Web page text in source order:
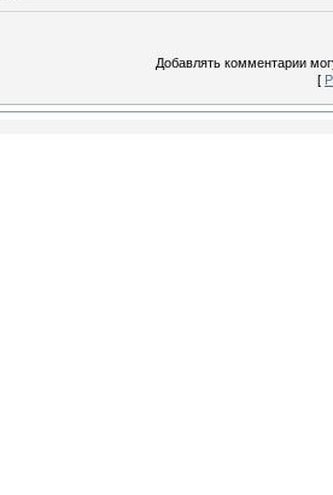
Добавлять комментарии
[